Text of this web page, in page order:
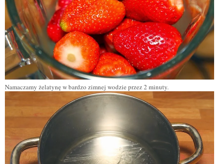
Namaczamy żelatynę w bardzo zimnej wodzie przez 2 minuty.